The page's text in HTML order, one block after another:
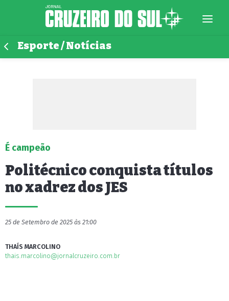
Esporte / Notícias
É campeão
Politécnico conquista títulos
no xadrez dos JES
25 de Setembro de 2025 às 21:00
THAÍS MARCOLINO
thais.marcolino@jornalcruzeiro.com.br